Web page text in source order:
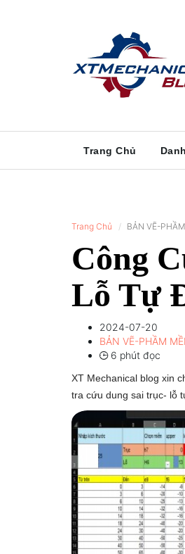
Trang Chủ
Trang Chủ BẢN VẼ-
Công
Lỗ Tự
2024-07-20
BẢN VẼ-PHẦM
6 phút đọc
XT Mechanical blog xin
tra cứu dung sai trục- lỗ